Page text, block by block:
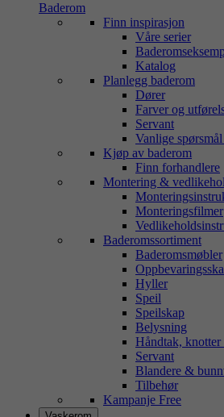
Baderom
Finn inspirasjon
Våre serier
Katalog
Planlegg baderom
Dører
Farver og
Servant
Vanlige
Kjøp av baderom
Finn forhandlere
Montering &
Monteringsfilmer
Baderomssortiment
Baderomsmøbler
Hyller
Speil
Speilskap
Belysning
Håndtak,
Servant
Blandere &
Tilbehør
Kampanje Free